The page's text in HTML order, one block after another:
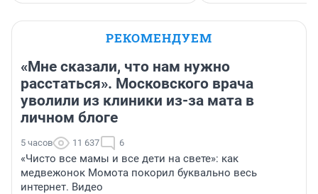
РЕКОМЕНДУЕМ
«Мне сказали, что нам нужно
расстаться». Московского врача
уволили из клиники из-за мата в
личном блоге
5 часов 11 637 6
«Чисто все мамы и все дети на свете»: как
медвежонок Момота покорил буквально весь
интернет. Видео